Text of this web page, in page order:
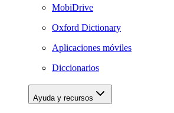
MobiDrive
Oxford Dictionary
Aplicaciones móviles
Diccionarios
Ayuda y recursos